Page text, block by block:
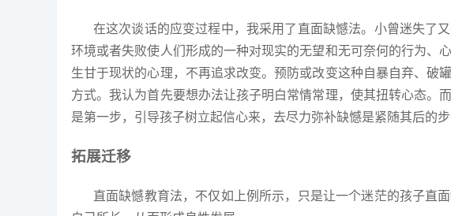
在这次谈话的应变过程中，我采用了直面缺憾法。小曾迷失了
环境或者失败使人们形成的一种对现实的无望和无可奈何的行为、
生甘于现状的心理，不再追求改变。预防或改变这种自暴自弃、破
方式。我认为首先要想办法让孩子明白常情常理，使其扭转心态。
是第一步，引导孩子树立起信心来，去尽力弥补缺憾是紧随其后的步
拓展迁移
直面缺憾教育法，不仅如上例所示，只是让一个迷茫的孩子直